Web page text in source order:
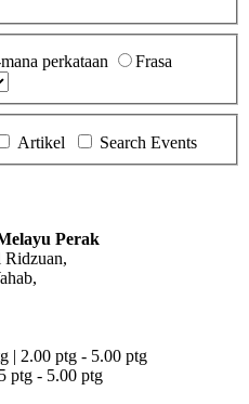
perkataan
Frasa
Artikel Search Events
Perak
| 2.00 ptg - 5.00 ptg
ptg - 5.00 ptg